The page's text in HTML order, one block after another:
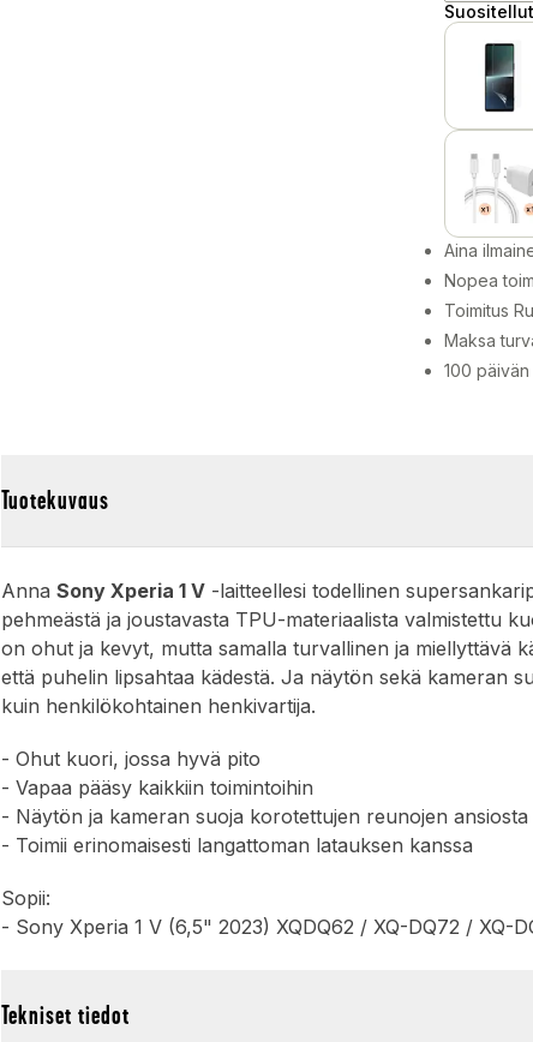
Aina
Nopea
Toimitus
Maksa
100
Tuotekuvaus
AnnaSony Xperia 1 V -laitteellesi todellinen
pehmeästä ja joustavasta TPU-materiaalista valmistettu
on ohut ja kevyt, mutta samalla turvallinen ja miellyttävä
että puhelin lipsahtaa kädestä. Ja näytön sekä kameran
kuin henkilökohtainen henkivartija.
- Ohut kuori, jossa hyvä pito
- Vapaa pääsy kaikkiin toimintoihin
- Näytön ja kameran suoja korotettujen reunojen ansiosta
- Toimii erinomaisesti langattoman latauksen kanssa
Sopii:
- Sony Xperia 1 V (6,5" 2023) XQDQ62 / XQ-DQ72 / XQ-
Tekniset tiedot